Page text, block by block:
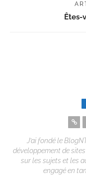
Êtes-
J’ai fondé le
développement de
sur les sujets et les
engagé en